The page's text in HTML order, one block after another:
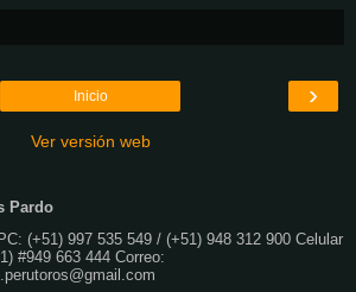
›
Inicio
Ver versión web
Pardo
(+51) 997 535 549 / (+51) 948 312 900 Celular
#949 663 444 Correo: